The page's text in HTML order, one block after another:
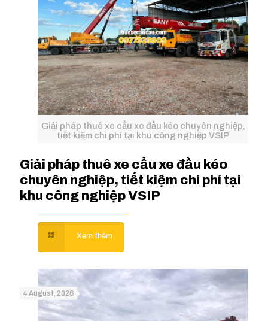
Giải pháp thuê xe cẩu xe đầu kéo chuyên nghiệp,
tiết kiệm chi phí tại khu công nghiệp VSIP
Giải pháp thuê xe cẩu xe đầu kéo
chuyên nghiệp, tiết kiệm chi phí tại
khu công nghiệp VSIP
4 August, 2026